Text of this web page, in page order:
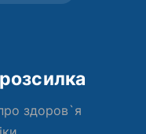
здоров`я